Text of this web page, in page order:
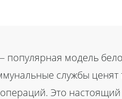
модель
службы
Это настоящий